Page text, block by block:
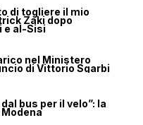
di togliere il mio
Zaki dopo
e al-Sisi
nel Ministero
di Vittorio Sgarbi
bus per il velo”: la